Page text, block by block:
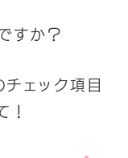
すか？
ェック項目
！